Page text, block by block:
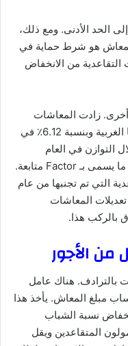
الحد الأدنى. ومع ذلك،
هو شرط حماية في
التقاعدية من الانخفاض
مرة أخرى. زادت المعاشات
التقاعدية بنسبة 5.35٪ في ولايات ألمانيا الغربية وبنسبة 6.12٪ في
التوازن في العام
الماضي، أعادت Ampelkoalition تقديم ما يسمى بـ Factor متابعة.
التي تم تجنبها من عام
تعديلات المعاشات
بالركب هذا.
من الأجور
بالترادف. هناك عامل
مبلغ المعاش. يأخذ هذا
نسبة الشباب
المتقاعدين ويقل